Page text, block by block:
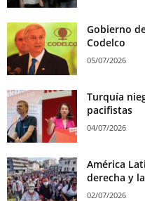
Gobierno
Codelco
05/07/2026
Turquía
pacifistas
04/07/2026
América
derecha y
02/07/2026